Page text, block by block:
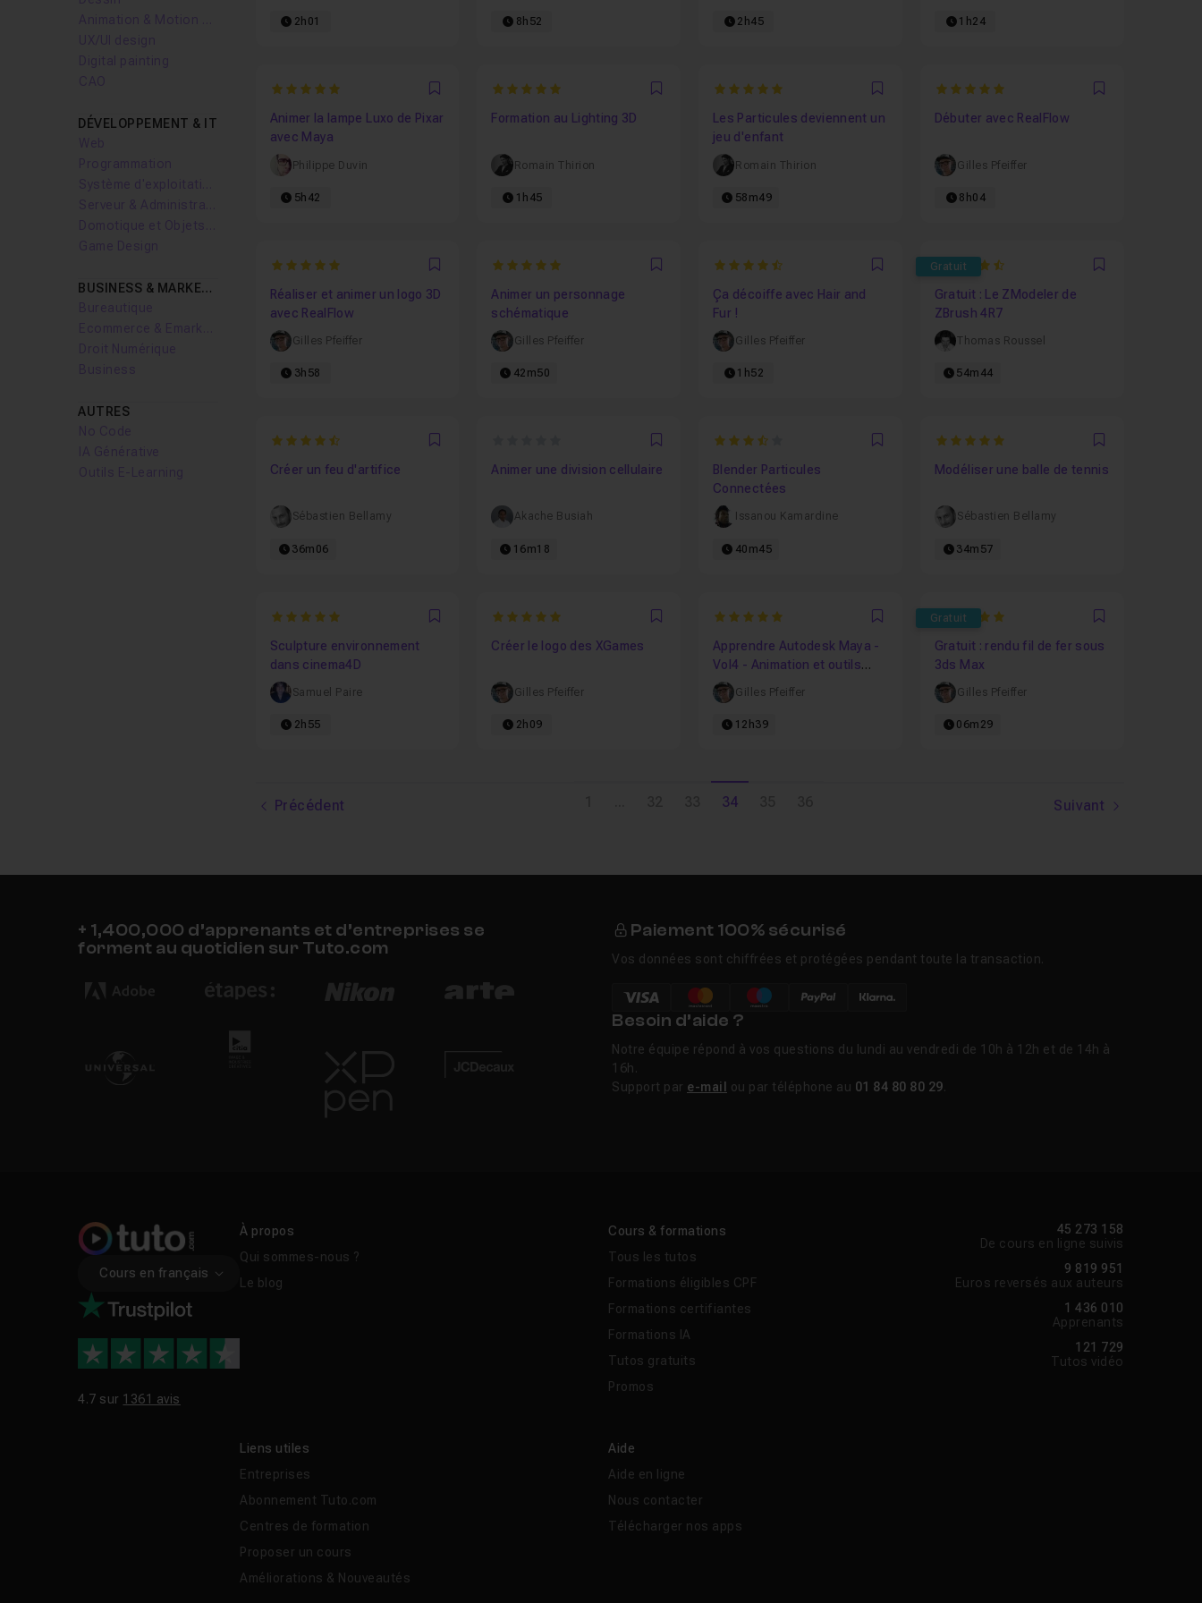
UX/UI design
Digital painting
CAO
DÉVELOPPEMENT & IT
Web
Programmation
Game Design
BUSINESS & MARKETING
Bureautique
Droit Numérique
Business
AUTRES
No Code
IA Générative
Outils E-Learning
2h01 8h52 2h45 1h24
5 Favori
Animer la lampe Luxo de Pixar
avec Maya
Philippe Duvin
5h42
5 Favori
Formation au Lighting 3D
Romain Thirion
1h45
5 Favori
Les Particules deviennent un
jeu d'enfant
Romain Thirion
58m49
5 Favori
Débuter avec RealFlow
Gilles Pfeiffer
8h04
5 Favori
Réaliser et animer un logo 3D
avec RealFlow
Gilles Pfeiffer
3h58
5 Favori
Animer un personnage
schématique
Gilles Pfeiffer
42m50
4.75 Favori
Ça décoiffe avec Hair and
Fur !
Gilles Pfeiffer
1h52
Gratuit
4.9090909090909 Favori
Gratuit : Le ZModeler de
ZBrush 4R7
Thomas Roussel
54m44
4.6666666666667 Favori
Créer un feu d'artifice
Sébastien Bellamy
36m06
Favori
Animer une division cellulaire
Akache Busiah
16m18
3.6666666666667 Favori
Blender Particules
Connectées
Issanou Kamardine
40m45
5 Favori
Modéliser une balle de tennis
Sébastien Bellamy
34m57
5 Favori
Sculpture environnement
dans cinema4D
Samuel Paire
2h55
5 Favori
Créer le logo des XGames
Gilles Pfeiffer
2h09
5 Favori
Apprendre Autodesk Maya -
Vol4 - Animation et outils
pour l'animation
Gilles Pfeiffer
12h39
Gratuit
5 Favori
Gratuit : rendu fil de fer sous
3ds Max
Gilles Pfeiffer
06m29
Précédent 34 Suivant
+ 1,400,000 d’apprenants et d’entreprises se
forment au quotidien sur Tuto.com
Paiement 100% sécurisé
Vos données sont chiffrées et protégées pendant toute la transaction.
Besoin d’aide ?
Notre équipe répond à vos questions du lundi au vendredi de 10h à 12h et de 14h à
16h.
Support par e-mail ou par téléphone au 01 84 80 80 29
Cours en français
4.7 sur 1361 avis
À propos
Qui sommes-nous ?
Le blog
Cours & formations
Tous les tutos
Formations éligibles CPF
Formations certifiantes
Formations IA
Tutos gratuits
Promos
Liens utiles
Entreprises
Abonnement Tuto.com
Centres de formation
Proposer un cours
Améliorations & Nouveautés
Aide
Aide en ligne
Nous contacter
Télécharger nos apps
45 273 158
De cours en ligne suivis
9 819 951
Euros reversés aux auteurs
1 436 010
Apprenants
121 729
Tutos vidéo